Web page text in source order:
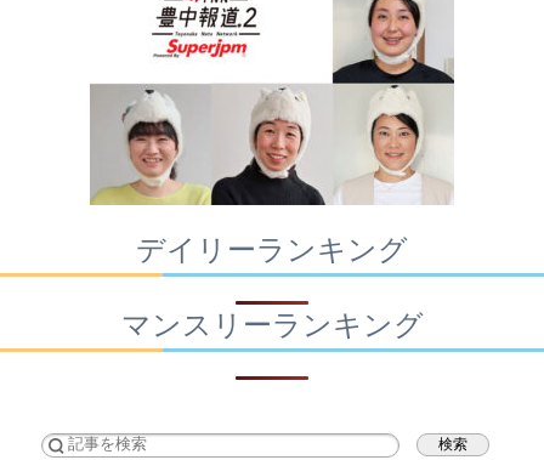
デイリーランキング
マンスリーランキング
検索